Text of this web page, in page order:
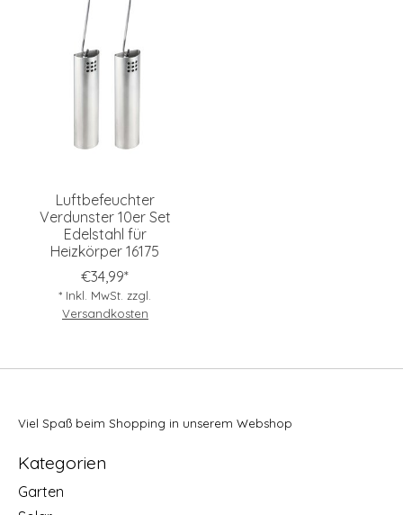
Luftbefeuchter
Verdunster 10er Set
Edelstahl für
Heizkörper 16175
€34,99*
* Inkl. MwSt. zzgl.
Versandkosten
Viel Spaß beim Shopping in unserem Webshop
Kategorien
Garten